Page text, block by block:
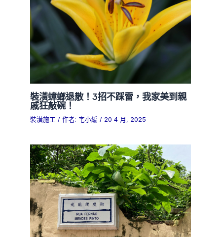
裝潢蟑螂退散！3招不踩雷，我家美到親
戚狂敲碗！
裝潢施工 / 作者: 宅小編 / 20 4 月, 2025